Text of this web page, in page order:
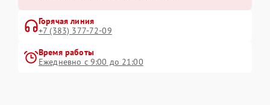
Горячая линия
+7 (383) 377-72-09
Время работы
Ежедневно с 9:00 до 21:00